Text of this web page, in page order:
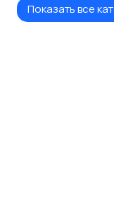
Показать все